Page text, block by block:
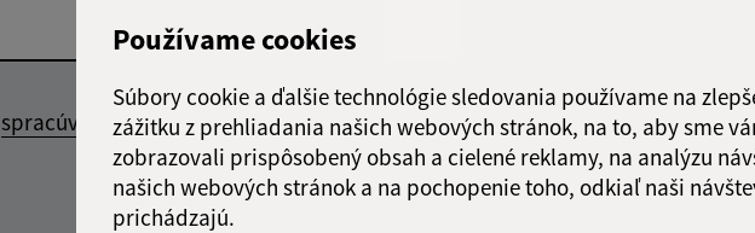
Používame cookies
Súbory cookie a ďalšie technológie sledovania používame na
zážitku z prehliadania našich webových stránok, na to, aby sme
zobrazovali prispôsobený obsah a cielené reklamy, na analýzu
našich webových stránok a na pochopenie toho, odkiaľ naši
prichádzajú.
spracúvaním osobných
Google reCaptcha Response
Odoslať
správu